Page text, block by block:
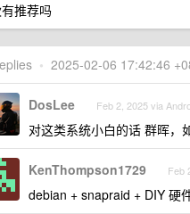
推荐吗
• 2025-02-06 17:42:46
DosLee Feb 2, 2025 via
对这类系统小白的话 群晖，
KenThompson1729 Feb
debian + snapraid + DIY 硬